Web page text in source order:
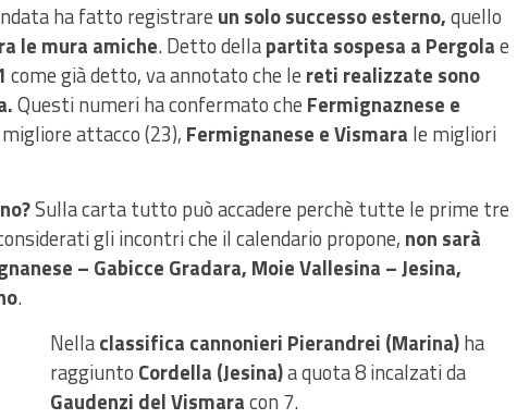
ha fatto registrare un solo successo esterno,quello
le mura amiche. Detto dellapartita sospesa a Pergolae
come già detto, va annotato che le reti realizzate sono
Questi numeri ha confermato che Fermignaznese e
attacco (23), Fermignanese e Vismara le migliori
Sulla carta tutto può accadere perchè tutte le prime tre
gli incontri che il calendario propone, non sarà
– Gabicce Gradara, Moie Vallesina – Jesina,
.
Nellaclassifica cannonieri Pierandrei (Marina)ha
raggiunto Cordella (Jesina)a quota 8 incalzati da
Gaudenzi del Vismaracon 7.